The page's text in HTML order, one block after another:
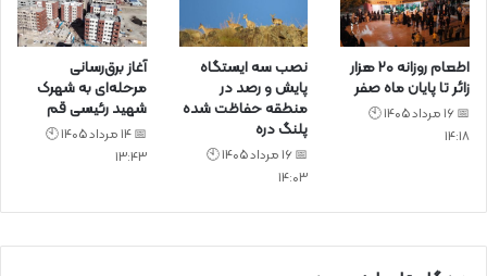
اطعام روزانه ۲۰ هزار
زائر تا پایان ماه صفر
📅 16 مرداد 1405 🕙
14:18
نصب سه ایستگاه
پایش و رصد در
منطقه حفاظت شده
پلنگ دره
📅 16 مرداد 1405 🕙
14:03
آغاز برق‌رسانی
مرحله‌ای به شهرک
شهید رئیسی قم
📅 14 مرداد 1405 🕙
13:43